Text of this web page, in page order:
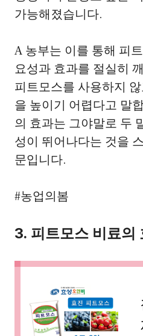
가능해졌습니다.
A 농부는 이를 통해 피
요성과 효과를 절실히
피트모스를 사용하지
을 높이기 어렵다고 말
의 효과는 그야말로 두
성이 뛰어나다는 것을
문입니다.
#농업의봄
3. 피트모스 비료의